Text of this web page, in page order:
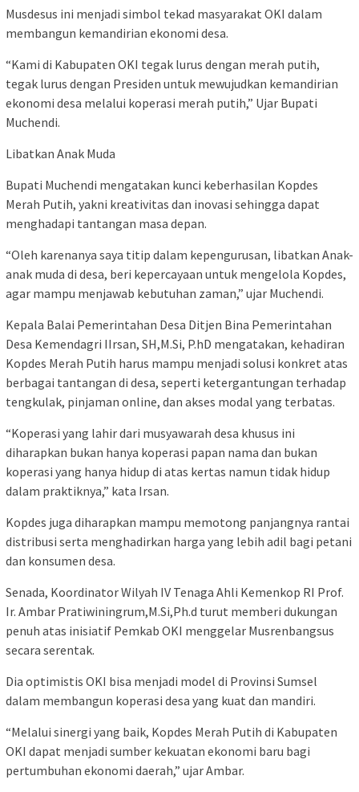
Musdesus ini menjadi simbol tekad masyarakat OKI dalam
membangun kemandirian ekonomi desa.
“Kami di Kabupaten OKI tegak lurus dengan merah putih,
tegak lurus dengan Presiden untuk mewujudkan kemandirian
ekonomi desa melalui koperasi merah putih,” Ujar Bupati
Muchendi.
Libatkan Anak Muda
Bupati Muchendi mengatakan kunci keberhasilan Kopdes
Merah Putih, yakni kreativitas dan inovasi sehingga dapat
menghadapi tantangan masa depan.
“Oleh karenanya saya titip dalam kepengurusan, libatkan Anak-
anak muda di desa, beri kepercayaan untuk mengelola Kopdes,
agar mampu menjawab kebutuhan zaman,” ujar Muchendi.
Kepala Balai Pemerintahan Desa Ditjen Bina Pemerintahan
Desa Kemendagri IIrsan, SH,M.Si, P.hD mengatakan, kehadiran
Kopdes Merah Putih harus mampu menjadi solusi konkret atas
berbagai tantangan di desa, seperti ketergantungan terhadap
tengkulak, pinjaman online, dan akses modal yang terbatas.
“Koperasi yang lahir dari musyawarah desa khusus ini
diharapkan bukan hanya koperasi papan nama dan bukan
koperasi yang hanya hidup di atas kertas namun tidak hidup
dalam praktiknya,” kata Irsan.
Kopdes juga diharapkan mampu memotong panjangnya rantai
distribusi serta menghadirkan harga yang lebih adil bagi petani
dan konsumen desa.
Senada, Koordinator Wilyah IV Tenaga Ahli Kemenkop RI Prof.
Ir. Ambar Pratiwiningrum,M.Si,Ph.d turut memberi dukungan
penuh atas inisiatif Pemkab OKI menggelar Musrenbangsus
secara serentak.
Dia optimistis OKI bisa menjadi model di Provinsi Sumsel
dalam membangun koperasi desa yang kuat dan mandiri.
“Melalui sinergi yang baik, Kopdes Merah Putih di Kabupaten
OKI dapat menjadi sumber kekuatan ekonomi baru bagi
pertumbuhan ekonomi daerah,” ujar Ambar.